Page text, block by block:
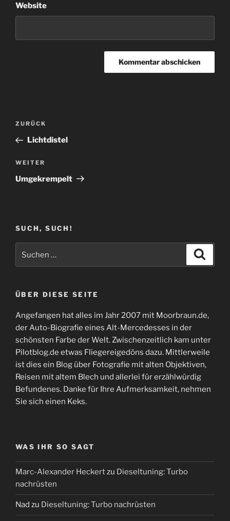
Website
Beitragsnavigation
Vorheriger
Beitrag
ZURÜCK
Lichtdistel
Nächster
Beitrag
WEITER
Umgekrempelt
SUCH, SUCH!
nach:
ÜBER DIESE SEITE
Angefangen hat alles im Jahr 2007 mit Moorbraun.de,
der Auto-Biografie eines Alt-Mercedesses in der
schönsten Farbe der Welt. Zwischenzeitlich kam unter
Pilotblog.de etwas Fliegereigedöns dazu. Mittlerweile
ist dies ein Blog über Fotografie mit alten Objektiven,
Reisen mit altem Blech und allerlei für erzählwürdig
Befundenes. Danke für Ihre Aufmerksamkeit, nehmen
Sie sich einen Keks.
WAS IHR SO SAGT
Marc-Alexander Heckertzu Dieseltuning: Turbo
nachrüsten
Nad zu Dieseltuning: Turbo nachrüsten